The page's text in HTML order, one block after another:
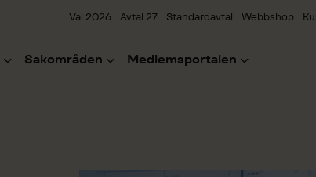
Val 2026 Avtal 27 Standardavtal Webbshop
Sakområden Medlemsportalen